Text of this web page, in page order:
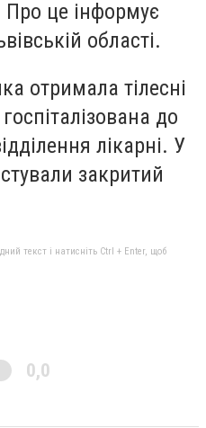
це інформує
області.
отримала тілесні
до
лікарні. У
закритий
текст і натисніть Ctrl + Enter, щоб
0,0